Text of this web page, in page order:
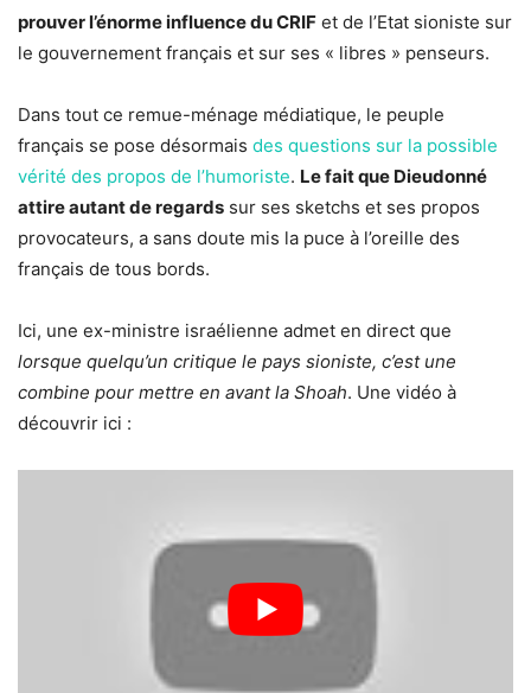
prouver l’énorme influence du CRIF et de l’Etat sioniste sur
le gouvernement français et sur ses « libres » penseurs.
Dans tout ce remue-ménage médiatique, le peuple
français se pose désormais des questions sur la possible
vérité des propos de l’humoriste. Le fait que Dieudonné
attire autant de regards sur ses sketchs et ses propos
provocateurs, a sans doute mis la puce à l’oreille des
français de tous bords.
Ici, une ex-ministre israélienne admet en direct que
lorsque quelqu’un critique le pays sioniste, c’est une
combine pour mettre en avant la Shoah. Une vidéo à
découvrir ici :